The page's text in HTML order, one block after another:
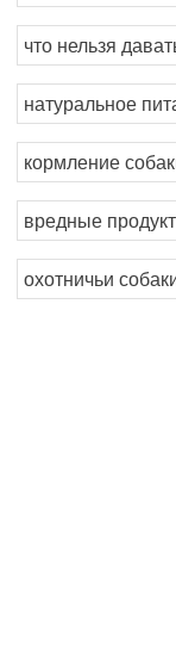
что нельзя
натуральное
кормление
вредные
охотничьи